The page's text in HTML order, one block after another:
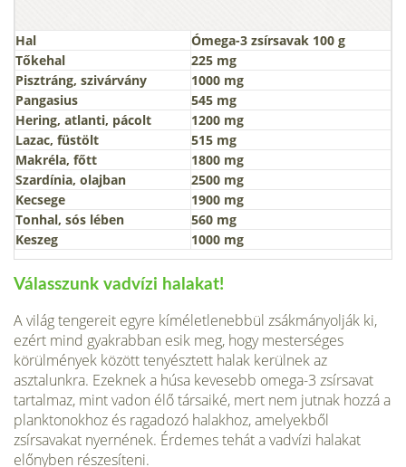
Hal
Ómega-3 zsírsavak 100 g
Tőkehal
225 mg
Pisztráng, szivárvány
1000 mg
Pangasius
545 mg
Hering, atlanti, pácolt
1200 mg
Lazac, füstölt
515 mg
Makréla, főtt
1800 mg
Szardínia, olajban
2500 mg
Kecsege
1900 mg
Tonhal, sós lében
560 mg
Keszeg
1000 mg
Válasszunk vadvízi halakat!
A világ tengereit egyre kíméletlenebbül zsákmányol­ják ki,
ezért mind gyakrabban esik meg, hogy mes­terséges
körülmények között tenyésztett halak kerülnek az
asztalunkra. Ezeknek a húsa kevesebb omega-3 zsírsavat
tartalmaz, mint vadon élő társaiké, mert nem jutnak hozzá a
planktonokhoz és ragadozó halakhoz, amelyekből
zsírsavakat nyernének. Érdemes tehát a vadvízi halakat
előny­ben részesíteni.